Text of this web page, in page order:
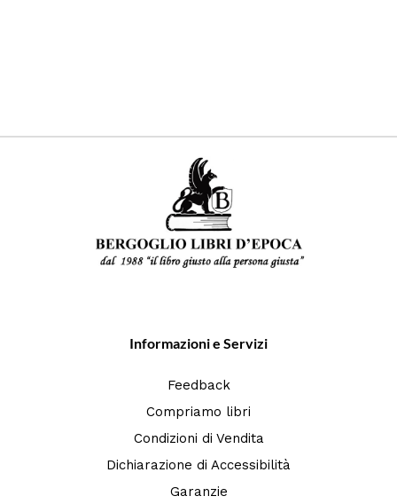
Informazioni e Servizi
Feedback
Compriamo libri
Condizioni di Vendita
Dichiarazione di Accessibilità
Garanzie